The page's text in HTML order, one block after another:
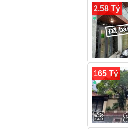
2.58 Tỷ
Đã
165 Tỷ